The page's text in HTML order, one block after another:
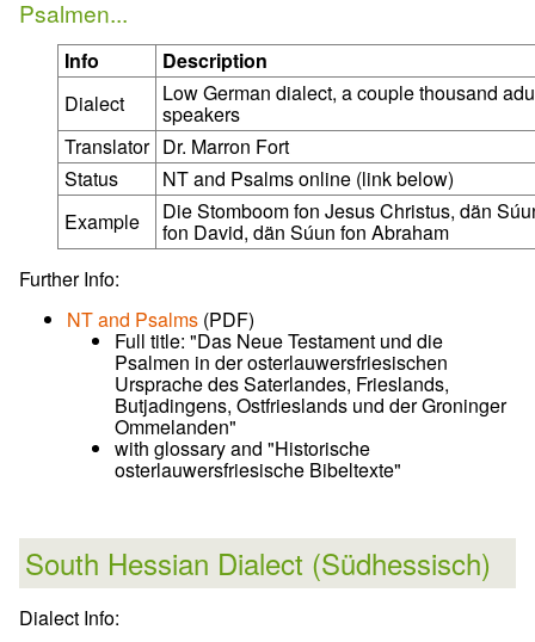
Psalmen...
Info
Description
Dialect
Low German dialect, a couple thousand
speakers
Translator Dr. Marron Fort
Status
NT and Psalms online (link below)
Example
Die Stomboom fon Jesus Christus, dän
fon David, dän Súun fon Abraham
Further Info:
NT and Psalms (PDF)
Full title: "Das Neue Testament und die
Psalmen in der osterlauwersfriesischen
Ursprache des Saterlandes, Frieslands,
Butjadingens, Ostfrieslands und der Groninger
Ommelanden"
with glossary and "Historische
osterlauwersfriesische Bibeltexte"
South Hessian Dialect (Südhessisch)
Dialect Info: